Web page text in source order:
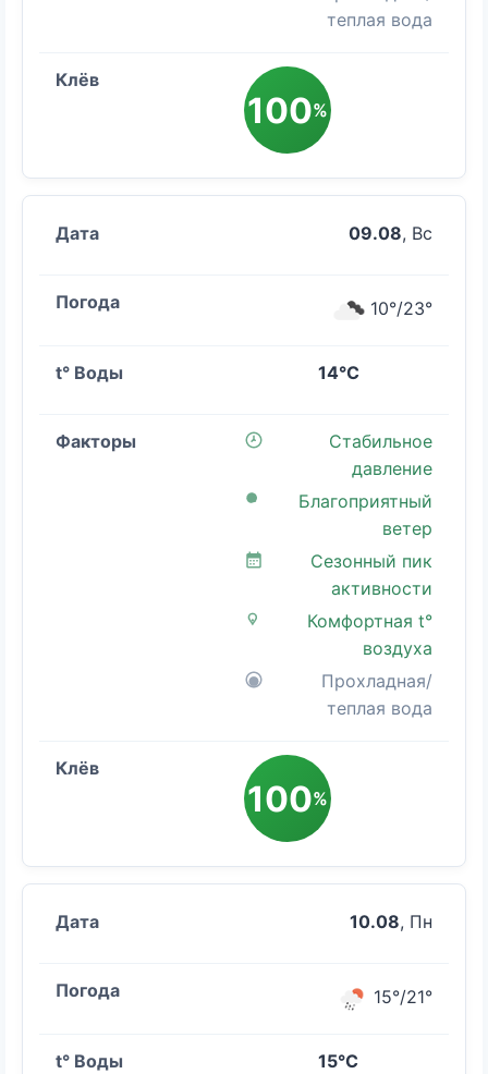
теплая вода
100%
09.08, Вс
10°/23°
14°C
Стабильное
давление
Благоприятный
ветер
Сезонный пик
активности
Комфортная t°
воздуха
Прохладная/
теплая вода
100%
10.08, Пн
15°/21°
15°C